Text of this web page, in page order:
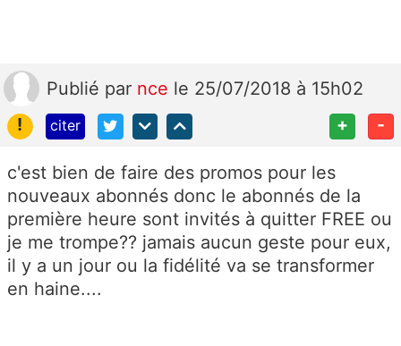
Publié par nce le 25/07/2018 à 15h02
!
citer + -
c'est bien de faire des promos pour les
nouveaux abonnés donc le abonnés de la
première heure sont invités à quitter FREE ou
je me trompe?? jamais aucun geste pour eux,
il y a un jour ou la fidélité va se transformer
en haine....